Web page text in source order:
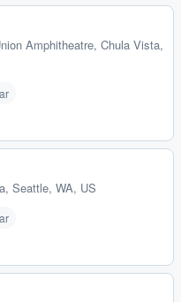
Amphitheatre, Chula Vista,
, Seattle, WA, US